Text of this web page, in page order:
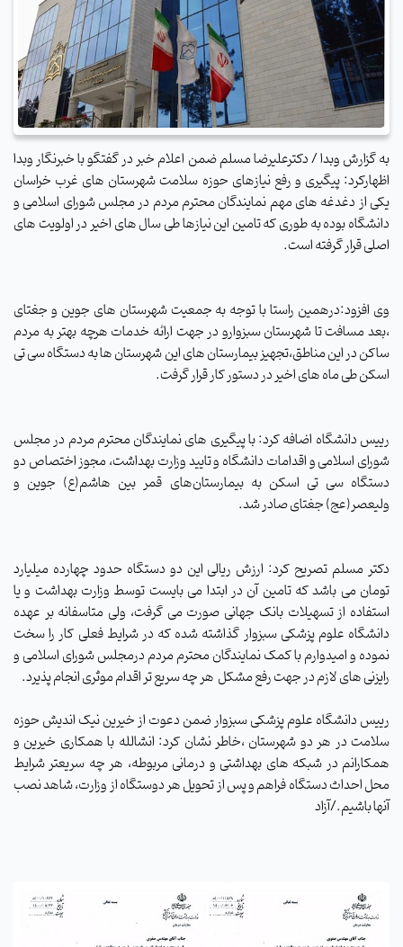
به گزارش وبدا / دکترعلیرضا مسلم ضمن اعلام خبر در گفتگو با خبرنگار وبدا
اظهارکرد: پیگیری و رفع نیازهای حوزه سلامت شهرستان های غرب خراسان
یکی از دغدغه های مهم نمایندگان محترم مردم در مجلس شورای اسلامی و
دانشگاه بوده به طوری که تامین این نیازها طی سال های اخیر در اولویت های
اصلی قرار گرفته است.
وی افزود:درهمین راستا با توجه به جمعیت شهرستان های جوین و جغتای
،بعد مسافت تا شهرستان سبزوارو در جهت ارائه خدمات هرچه بهتر به مردم
ساکن در این مناطق،تجهیز بیمارستان های این شهرستان ها به دستگاه سی تی
اسکن طی ماه های اخیر در دستور کار قرار گرفت.
رییس دانشگاه اضافه کرد: با پیگیری های نمایندگان محترم مردم در مجلس
شورای اسلامی و اقدامات دانشگاه و تایید وزارت بهداشت، مجوز اختصاص دو
دستگاه سی تی اسکن به بیمارستان‌های قمر بین هاشم(ع) جوین و
ولیعصر(عج) جغتای صادر شد.
دکتر مسلم تصریح کرد: ارزش ریالی این دو دستگاه حدود چهارده میلیارد
تومان می باشد که تامین آن در ابتدا می بایست توسط وزارت بهداشت و یا
استفاده از تسهیلات بانک جهانی صورت می گرفت، ولی متاسفانه بر عهده
دانشگاه علوم پزشکی سبزوار گذاشته شده که در شرایط فعلی کار را سخت
نموده و امیدوارم با کمک نمایندگان محترم مردم درمجلس شورای اسلامی و
رایزنی های لازم در جهت رفع مشکل هر چه سریع تر اقدام موثری انجام پذیرد.
رییس دانشگاه علوم پزشکی سبزوار ضمن دعوت از خیرین نیک اندیش حوزه
سلامت در هر دو شهرستان ،خاطر نشان کرد: انشالله با همکاری خیرین و
همکارانم در شبکه های بهداشتی و درمانی مربوطه، هر چه سریعتر شرایط
محل احداث دستگاه فراهم و پس از تحویل هر دوستگاه از وزارت، شاهد نصب
آنها باشیم./آزاد